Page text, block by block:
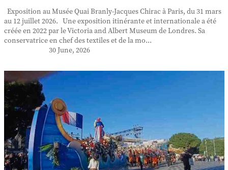
Exposition au Musée Quai Branly-Jacques Chirac à Paris, du 31 mars
au 12 juillet 2026. Une exposition itinérante et internationale a été
créée en 2022 par le Victoria and Albert Museum de Londres. Sa
conservatrice en chef des textiles et de la mo...
30 June, 2026